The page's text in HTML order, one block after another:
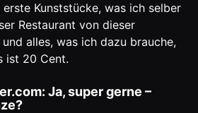
Kunststücke, was ich selber
Restaurant von dieser
alles, was ich dazu brauche,
ist 20 Cent.
Ja, super gerne –